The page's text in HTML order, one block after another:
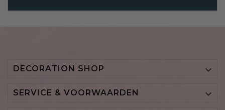
DECORATION SHOP 
SERVICE & VOORWAARDEN 